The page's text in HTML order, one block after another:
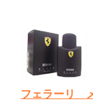
フェラーリ